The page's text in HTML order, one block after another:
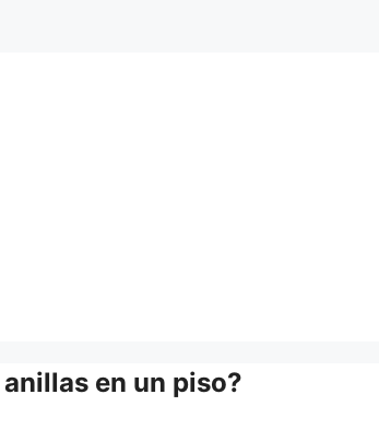
en un piso?